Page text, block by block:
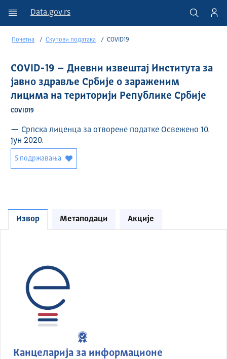
Data.gov.rs
Почетна Скупови података COVID19
COVID-19 – Дневни извештај Института за
јавно здравље Србије о зараженим
лицима на територији Републике Србије
COVID19
— Српска лиценца за отворене податке Освежено 10.
јун 2020.
5 подржавања
Извор Метаподаци Акције
Канцеларија за информационе